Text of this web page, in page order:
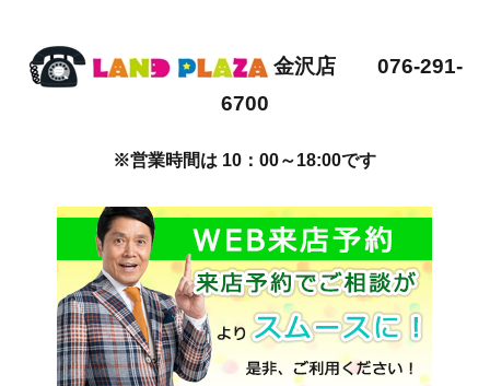
金沢店 076-291-
6700
※営業時間は 10：00～18:00です